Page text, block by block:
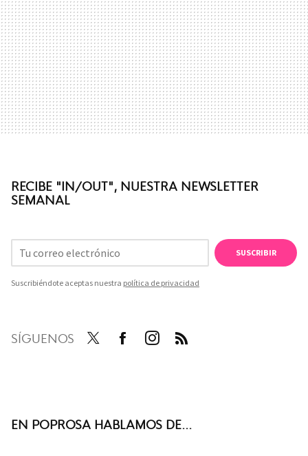
RECIBE "IN/OUT", NUESTRA NEWSLETTER
SEMANAL
SUSCRIBIR
Suscribiéndote aceptas nuestra política de privacidad
SÍGUENOS
EN POPROSA HABLAMOS DE...